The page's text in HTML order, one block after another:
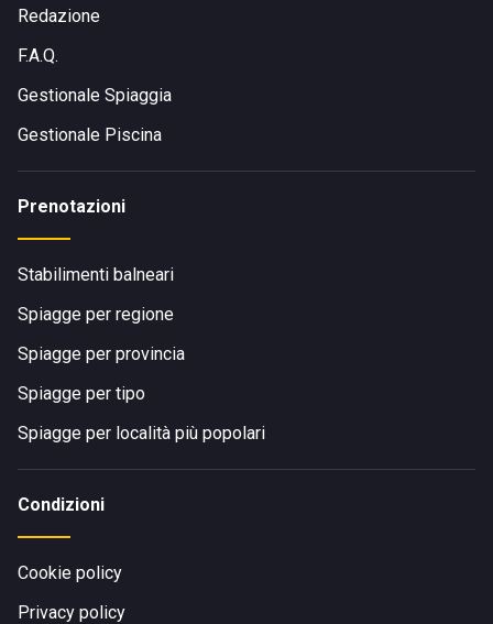
Redazione
F.A.Q.
Gestionale Spiaggia
Gestionale Piscina
Prenotazioni
Stabilimenti balneari
Spiagge per regione
Spiagge per provincia
Spiagge per tipo
Spiagge per località più popolari
Condizioni
Cookie policy
Privacy policy